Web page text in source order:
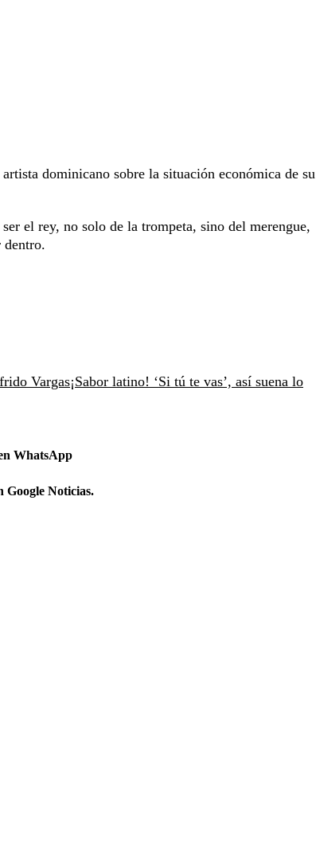
dominicano sobre la situación económica de su
el rey, no solo de la trompeta, sino del merengue,
dentro.
Vargas¡Sabor latino! ‘Si tú te vas’, así suena lo
WhatsApp
Google Noticias.